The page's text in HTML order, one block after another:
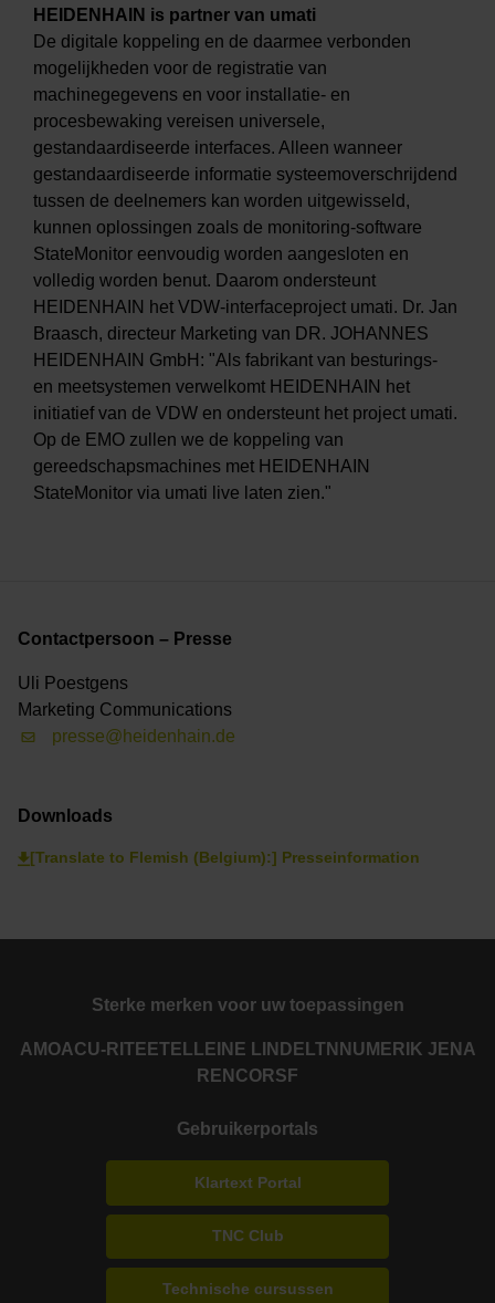
HEIDENHAIN is partner van umati
De digitale koppeling en de daarmee verbonden
mogelijkheden voor de registratie van
machinegegevens en voor installatie- en
procesbewaking vereisen universele,
gestandaardiseerde interfaces. Alleen wanneer
gestandaardiseerde informatie systeemoverschrijdend
tussen de deelnemers kan worden uitgewisseld,
kunnen oplossingen zoals de monitoring-software
StateMonitor eenvoudig worden aangesloten en
volledig worden benut. Daarom ondersteunt
HEIDENHAIN het VDW-interfaceproject umati. Dr. Jan
Braasch, directeur Marketing van DR. JOHANNES
HEIDENHAIN GmbH: "Als fabrikant van besturings-
en meetsystemen verwelkomt HEIDENHAIN het
initiatief van de VDW en ondersteunt het project umati.
Op de EMO zullen we de koppeling van
gereedschapsmachines met HEIDENHAIN
StateMonitor via umati live laten zien."
Contactpersoon – Presse
Uli Poestgens
Marketing Communications
presse@heidenhain.de
Downloads
[Translate to Flemish (Belgium):] Presseinformation
Sterke merken voor uw toepassingen
AMOACU-RITE ETEL LEINE LINDE LTN NUMERIK JENA
RENCORSF
Gebruikerportals
Klartext Portal
TNC Club
Technische cursussen